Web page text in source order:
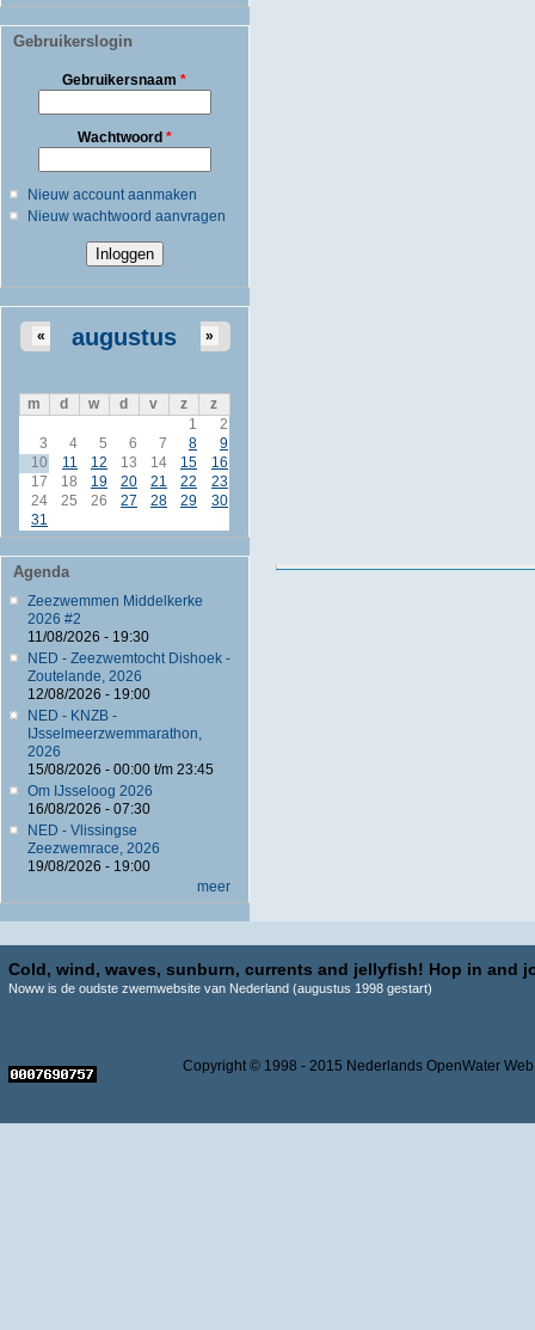
Gebruikerslogin
Gebruikersnaam*
Wachtwoord *
Nieuw account aanmaken
Nieuw wachtwoord aanvragen
augustus
« »
m d w d v z
z
1
2
3
4 5 6 7 8
9
10
11 12 13 14 15
16
17
18 19 20 21 22
23
24
25 26 27 28 29
30
31
Agenda
Zeezwemmen Middelkerke
2026 #2
11/08/2026 - 19:30
NED - Zeezwemtocht Dishoek -
Zoutelande, 2026
12/08/2026 - 19:00
NED - KNZB -
IJsselmeerzwemmarathon,
2026
15/08/2026 - 00:00t/m 23:45
Om IJsseloog 2026
16/08/2026 - 07:30
NED - Vlissingse
Zeezwemrace, 2026
19/08/2026 - 19:00
meer
Cold, wind, waves, sunburn, currents and jellyfish! Hop in and
Noww is de oudste zwemwebsite van Nederland (augustus 1998 gestart)
Copyright © 1998 - 2015 Nederlands OpenWater